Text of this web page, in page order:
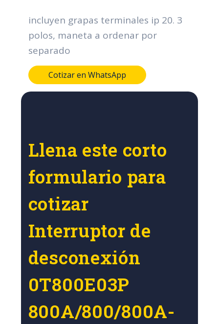
incluyen grapas terminales ip 20. 3
polos, maneta a ordenar por
separado
Cotizar en WhatsApp
Llena este corto
formulario para
cotizar
Interruptor de
desconexión
0T800E03P
800A/800/800A-